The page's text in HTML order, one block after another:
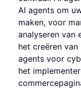
AI agents om
maken, voor
analyseren van
het creëren
agents voor
het